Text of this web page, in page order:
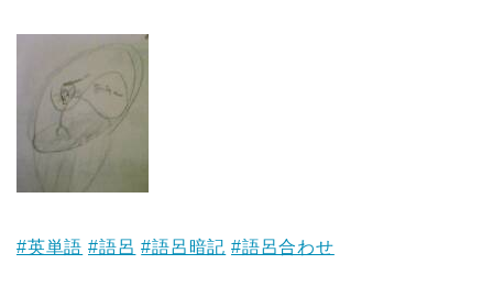
#英単語 #語呂 #語呂暗記 #語呂合わせ